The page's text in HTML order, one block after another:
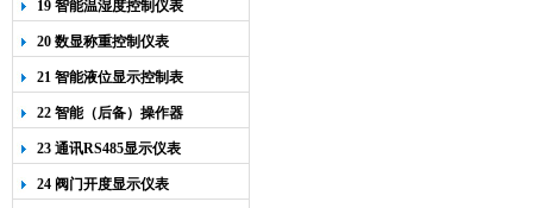
19 智能温湿度控制仪表
20 数显称重控制仪表
21 智能液位显示控制表
22 智能（后备）操作器
23 通讯RS485显示仪表
24 阀门开度显示仪表